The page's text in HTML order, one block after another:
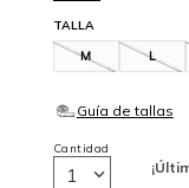
TALLA
M L
Cantidad
1